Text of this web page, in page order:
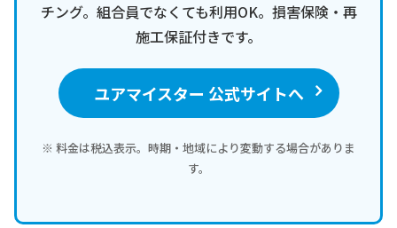
チング。組合員でなくても利用OK。損害保険・再
施工保証付きです。
ユアマイスター 公式サイトへ
※ 料金は税込表示。時期・地域により変動する場合がありま
す。